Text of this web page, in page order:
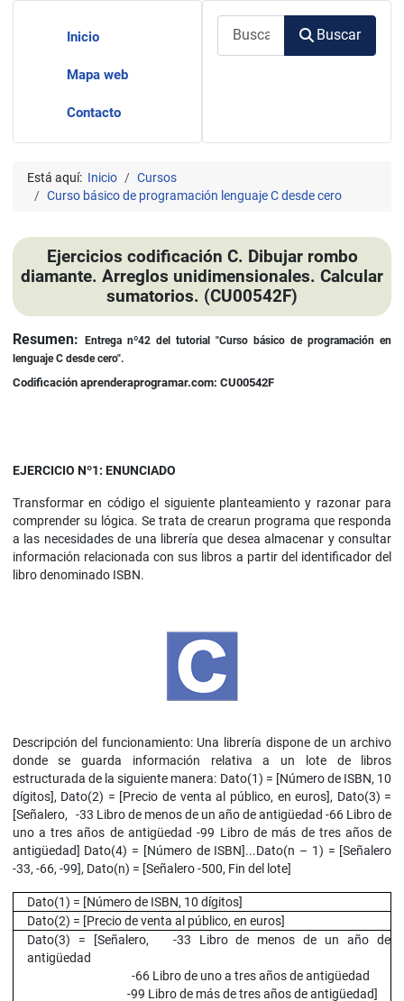
Inicio
Mapa web
Contacto
Buscar
Está aquí: Inicio
Cursos
Curso básico de programación lenguaje C desde cero
Ejercicios codificación C. Dibujar rombo
diamante. Arreglos unidimensionales. Calcular
sumatorios. (CU00542F)
Detalles
Resumen:
Entrega nº42 del tutorial "Curso básico de programación en
lenguaje C desde cero".
Codificación aprenderaprogramar.com: CU00542F
EJERCICIO Nº1: ENUNCIADO
Transformar en código el siguiente planteamiento y razonar para
comprender su lógica. Se trata de crearun programa que responda
a las necesidades de una librería que desea almacenar y consultar
información relacionada con sus libros a partir del identificador del
libro denominado ISBN.
Descripción del funcionamiento: Una librería dispone de un archivo
donde se guarda información relativa a un lote de libros
estructurada de la siguiente manera: Dato(1) = [Número de ISBN, 10
dígitos], Dato(2) = [Precio de venta al público, en euros], Dato(3) =
[Señalero, -33 Libro de menos de un año de antigüedad -66 Libro de
uno a tres años de antigüedad -99 Libro de más de tres años de
antigüedad] Dato(4) = [Número de ISBN]...Dato(n – 1) = [Señalero
-33, -66, -99], Dato(n) = [Señalero -500, Fin del lote]
Dato(1) = [Número de ISBN, 10 dígitos]
Dato(2) = [Precio de venta al público, en euros]
Dato(3) = [Señalero, -33 Libro de menos de un año de
antigüedad
-66 Libro de uno a tres años de antigüedad
-99 Libro de más de tres años de antigüedad]